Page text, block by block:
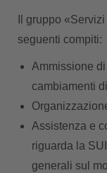
Il gruppo
seguenti compiti:
Ammissione
cambiamenti
Assistenza e
riguarda la
generali sul